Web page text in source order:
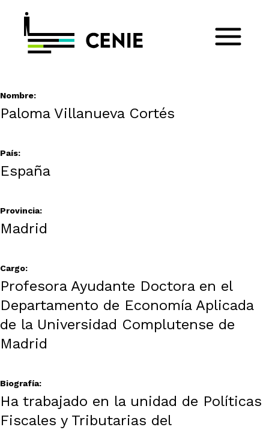
Nombre:
Paloma Villanueva Cortés
País:
España
Provincia:
Madrid
Cargo:
Profesora Ayudante Doctora en el
Departamento de Economía Aplicada
de la Universidad Complutense de
Madrid
Biografía:
Ha trabajado en la unidad de Políticas
Fiscales y Tributarias del